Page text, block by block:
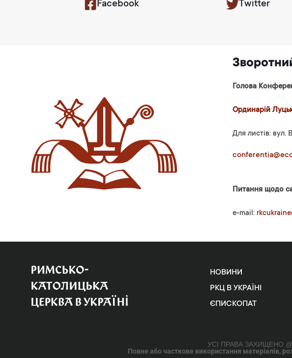
Facebook Twitter
Голова
Ординарій
Для листів: вул.
Питання щодо
e-mail:
НОВИНИ
РКЦ В УКРАЇНІ
ЄПИСКОПАТ
УСІ ПРАВА ЗАХИЩЕНО
Повне або часткове використання матеріалів,